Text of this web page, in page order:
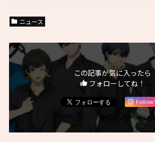
ニュース
この記事が気に入ったら
フォローしてね！
Follow